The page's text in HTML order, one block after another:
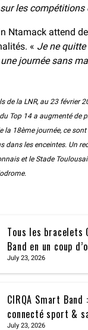
les compétitions
Ntamack attend
« Je ne
journée sans
de la LNR, au 23 février
Top 14 a augmenté de
la 18ème journée, ce
dans les enceintes. Un
et le Stade
Tous les bracelets
Band en un coup
July 23, 2026
CIRQA Smart
connecté sport &
July 23, 2026